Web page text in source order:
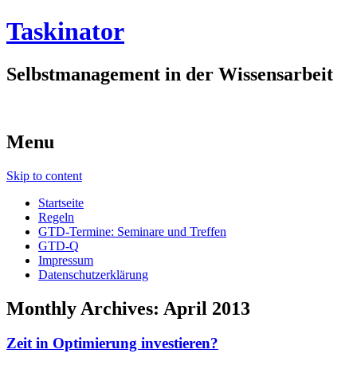
Taskinator
Selbstmanagement in der Wissensarbeit
Menu
Skip to content
Startseite
Regeln
GTD-Termine: Seminare und Treffen
GTD-Q
Impressum
Datenschutzerklärung
Monthly Archives: April 2013
Zeit in Optimierung investieren?